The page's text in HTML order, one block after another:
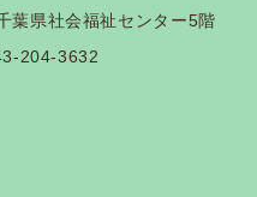
定研修 令和8年度
第１１９
【ご注意!!
葉県社会福祉センター5階
204-3632